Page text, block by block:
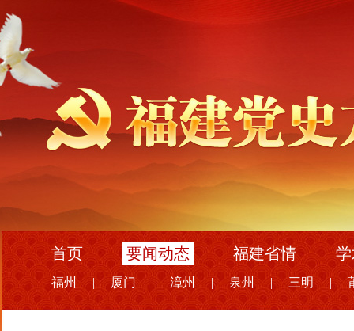
首页 要闻动态 福建省情
福州 | 厦门 | 漳州 | 泉州 | 三明 |